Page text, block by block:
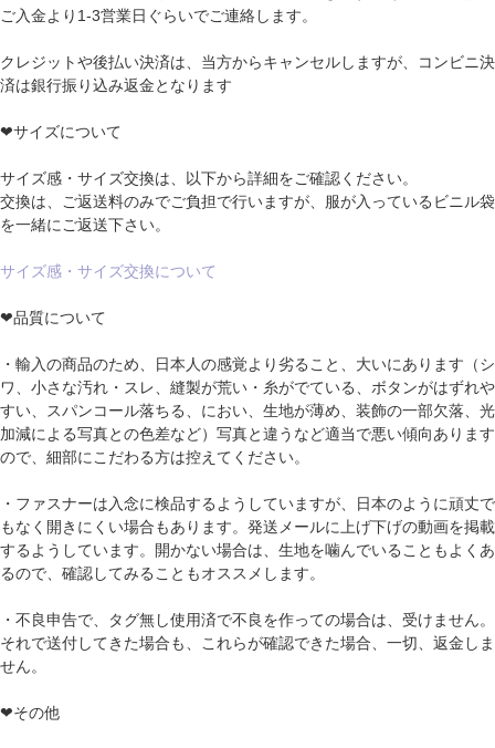
ご入金より1-3営業日ぐらいでご連絡します。
クレジットや後払い決済は、当方からキャンセルしますが、コンビニ決
済は銀行振り込み返金となります
❤サイズについて
サイズ感・サイズ交換は、以下から詳細をご確認ください。
交換は、ご返送料のみでご負担で行いますが、服が入っているビニル袋
を一緒にご返送下さい。
サイズ感・サイズ交換について
❤品質について
・輸入の商品のため、日本人の感覚より劣ること、大いにあります（シ
ワ、小さな汚れ・スレ、縫製が荒い・糸がでている、ボタンがはずれや
すい、スパンコール落ちる、におい、生地が薄め、装飾の一部欠落、光
加減による写真との色差など）写真と違うなど適当で悪い傾向あります
ので、細部にこだわる方は控えてください。
・ファスナーは入念に検品するようしていますが、日本のように頑丈で
もなく開きにくい場合もあります。発送メールに上げ下げの動画を掲載
するようしています。開かない場合は、生地を噛んでいることもよくあ
るので、確認してみることもオススメします。
・不良申告で、タグ無し使用済で不良を作っての場合は、受けません。
それで送付してきた場合も、これらが確認できた場合、一切、返金しま
せん。
❤その他